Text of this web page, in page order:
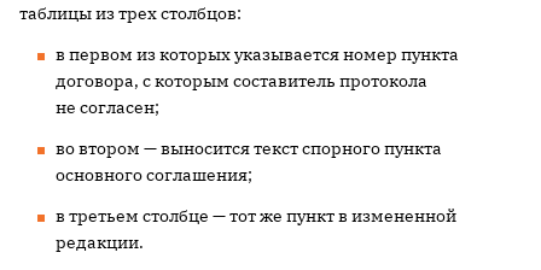
таблицы из трех столбцов:
в первом из которых указывается номер пункта
договора, с которым составитель протокола
не согласен;
во втором — выносится текст спорного пункта
основного соглашения;
в третьем столбце — тот же пункт в измененной
редакции.